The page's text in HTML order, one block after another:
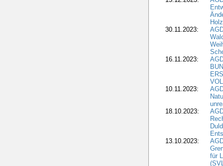
30.11.2023:
16.11.2023:
10.11.2023:
18.10.2023:
13.10.2023:
für